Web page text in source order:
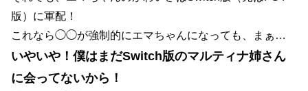
版）に軍配！
これなら◯◯が強制的にエマちゃんになっても、まぁ…
いやいや！僕はまだSwitch版のマルティナ姉さん
に会ってないから！